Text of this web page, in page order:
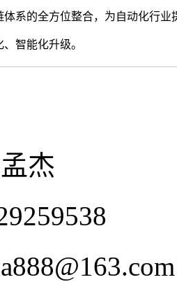
系的全方位整合，为自动化行
智能化升级。
杰